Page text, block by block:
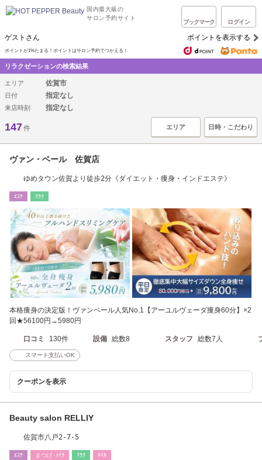
国内最大級の
サロン予約サイト
ブックマーク ログイン
ゲストさん ポイントを表示する
ポイントが1%たまる！ポイントはサロン予約でつかえる！
リラクゼーションの検索結果
エリア 佐賀市
日付 指定なし
来店時刻 指定なし
147件 エリア 日時・こだわり
ヴァン・ベール 佐賀店
ゆめタウン佐賀より徒歩2分《ダイエット・痩身・インドエステ》
ｴｽﾃ ﾘﾗｸ
本格痩身の決定版！ヴァンベール人気No.1【アーユルヴェーダ痩身60分】×2
回★56100円→5980円
口コミ 130件 設備 総数8 スタッフ 総数7人
スマート支払いOK
クーポンを表示
Beauty salon RELLIY
佐賀市八戸2-7-5
ｴｽﾃ まつげ･ﾒｲｸ ﾘﾗｸ ﾈｲﾙ